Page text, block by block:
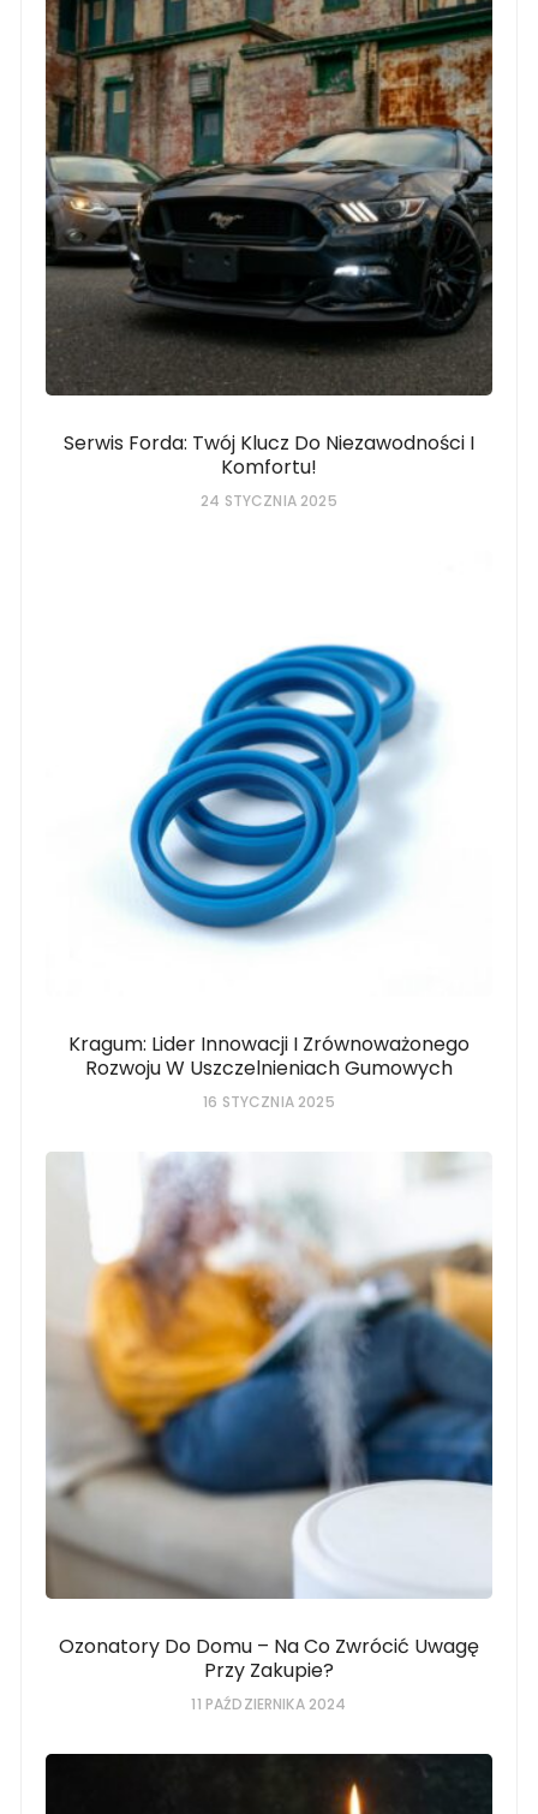
Serwis Forda: Twój Klucz Do Niezawodności I
Komfortu!
24 STYCZNIA 2025
Kragum: Lider Innowacji I Zrównoważonego
Rozwoju W Uszczelnieniach Gumowych
16 STYCZNIA 2025
Ozonatory Do Domu – Na Co Zwrócić Uwagę
Przy Zakupie?
11 PAŹDZIERNIKA 2024